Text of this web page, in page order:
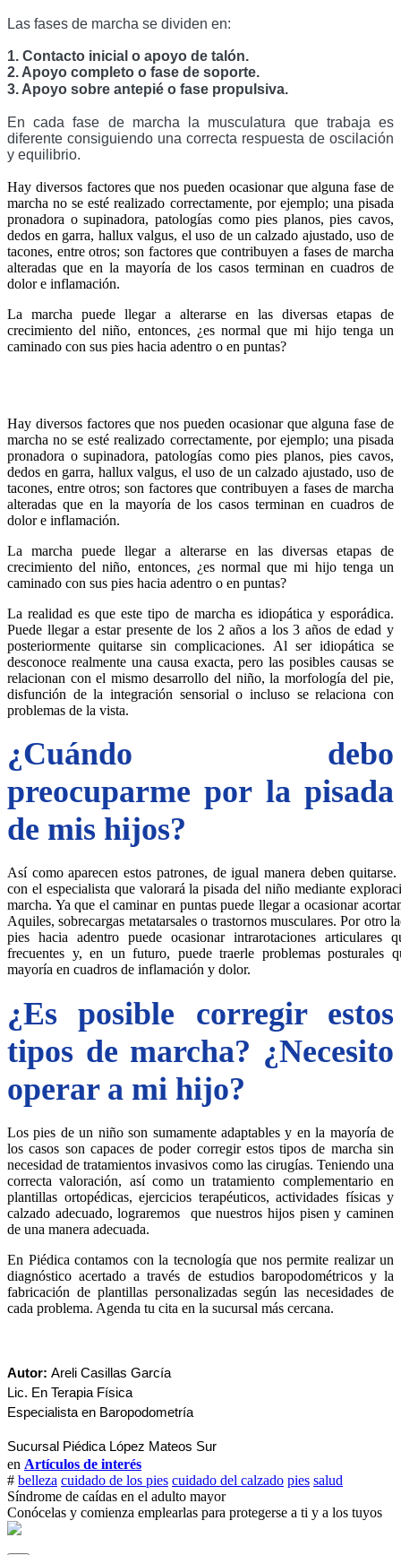
Las fases de marcha se dividen en:
1. Contacto inicial o apoyo de talón.
2. Apoyo completo o fase de soporte.
3. Apoyo sobre antepié o fase propulsiva.
En cada fase de marcha la musculatura que trabaja es
diferente consiguiendo una correcta respuesta de oscilación
y equilibrio.
Hay diversos factores que nos pueden ocasionar que alguna fase de
marcha no se esté realizado correctamente, por ejemplo; una pisada
pronadora o supinadora, patologías como pies planos, pies cavos,
dedos en garra, hallux valgus, el uso de un calzado ajustado, uso de
tacones, entre otros; son factores que contribuyen a fases de marcha
alteradas que en la mayoría de los casos terminan en cuadros de
dolor e inflamación.
La marcha puede llegar a alterarse en las diversas etapas de
crecimiento del niño, entonces, ¿es normal que mi hijo tenga un
caminado con sus pies hacia adentro o en puntas?
Hay diversos factores que nos pueden ocasionar que alguna fase de
marcha no se esté realizado correctamente, por ejemplo; una pisada
pronadora o supinadora, patologías como pies planos, pies cavos,
dedos en garra, hallux valgus, el uso de un calzado ajustado, uso de
tacones, entre otros; son factores que contribuyen a fases de marcha
alteradas que en la mayoría de los casos terminan en cuadros de
dolor e inflamación.
La marcha puede llegar a alterarse en las diversas etapas de
crecimiento del niño, entonces, ¿es normal que mi hijo tenga un
caminado con sus pies hacia adentro o en puntas?
La realidad es que este tipo de marcha es idiopática y esporádica.
Puede llegar a estar presente de los 2 años a los 3 años de edad y
posteriormente quitarse sin complicaciones. Al ser idiopática se
desconoce realmente una causa exacta, pero las posibles causas se
relacionan con el mismo desarrollo del niño, la morfología del pie,
disfunción de la integración sensorial o incluso se relaciona con
problemas de la vista.
¿Cuándo debo
preocuparme por la pisada
de mis hijos?
Así como aparecen estos patrones, de igual manera deben
con el especialista que valorará la pisada del niño mediante
marcha. Ya que el caminar en puntas puede llegar a ocasionar
Aquiles, sobrecargas metatarsales o trastornos musculares. Por otro
pies hacia adentro puede ocasionar intrarotaciones articulares
frecuentes y, en un futuro, puede traerle problemas posturales
mayoría en cuadros de inflamación y dolor.
¿Es posible corregir estos
tipos de marcha? ¿Necesito
operar a mi hijo?
Los pies de un niño son sumamente adaptables y en la mayoría de
los casos son capaces de poder corregir estos tipos de marcha sin
necesidad de tratamientos invasivos como las cirugías. Teniendo una
correcta valoración, así como un tratamiento complementario en
plantillas ortopédicas, ejercicios terapéuticos, actividades físicas y
calzado adecuado, lograremos que nuestros hijos pisen y caminen
de una manera adecuada.
En Piédica contamos con la tecnología que nos permite realizar un
diagnóstico acertado a través de estudios baropodométricos y la
fabricación de plantillas personalizadas según las necesidades de
cada problema. Agenda tu cita en la sucursal más cercana.
Autor: Areli Casillas García
Lic. En Terapia Física
Especialista en Baropodometría
Sucursal Piédica López Mateos Sur
en Artículos de interés
# belleza cuidado de los pies cuidado del calzado pies salud
Síndrome de caídas en el adulto mayor
Conócelas y comienza emplearlas para protegerse a ti y a los tuyos